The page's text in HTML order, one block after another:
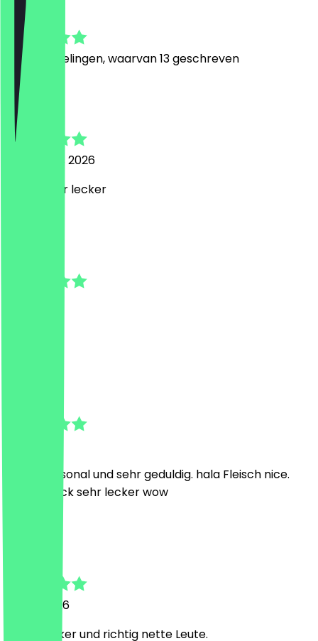
Beoordelingen, waarvan 13 geschreven
Timo
6 augustus 2026
Einfach nur lecker
liebes Personal und sehr geduldig. hala Fleisch nice.
Geschmack sehr lecker wow
28 juni 2026
Super lecker und richtig nette Leute.